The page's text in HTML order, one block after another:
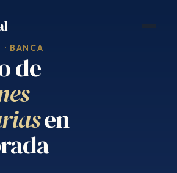
BANCA
de
en